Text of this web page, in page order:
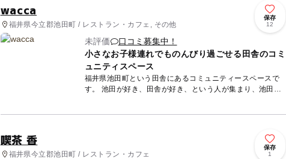
wacca
福井県今立郡池田町 / レストラン・カフェ, その他
保存
12
未評価
口コミ募集中！
小さなお子様連れでものんびり過ごせる田舎のコミ
ュニティスペース
福井県池田町という田舎にあるコミュニティースペースで
す。 池田が好き、田舎が好き、という人が集まり、池田の
喫茶 香
福井県今立郡池田町 / レストラン・カフェ
保存
1